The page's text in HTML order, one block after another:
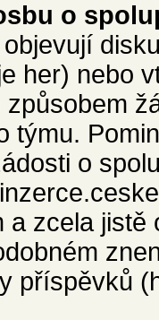
o
her) nebo
týmu.
o
a zcela
příspěvků